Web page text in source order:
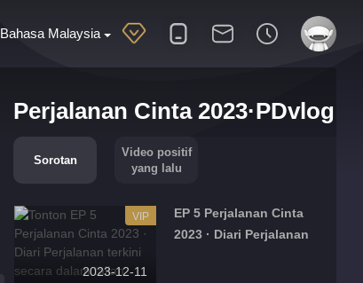
Bahasa Malaysia
Perjalanan Cinta 2023·PDvlog
Sorotan
Video positif
yang lalu
2023-12-11
VIP
EP 5 Perjalanan Cinta
2023 · Diari Perjalanan